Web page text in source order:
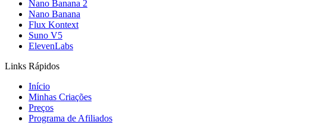
Nano Banana 2
Nano Banana
Flux Kontext
Suno V5
ElevenLabs
Links Rápidos
Início
Minhas Criações
Preços
Programa de Afiliados